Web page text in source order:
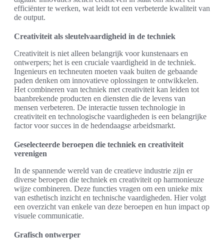
efficiënter te werken, wat leidt tot een verbeterde kwaliteit van
de output.
Creativiteit als sleutelvaardigheid in de techniek
Creativiteit is niet alleen belangrijk voor kunstenaars en
ontwerpers; het is een cruciale vaardigheid in de techniek.
Ingenieurs en techneuten moeten vaak buiten de gebaande
paden denken om innovatieve oplossingen te ontwikkelen.
Het combineren van techniek met creativiteit kan leiden tot
baanbrekende producten en diensten die de levens van
mensen verbeteren. De interactie tussen technologie in
creativiteit en technologische vaardigheden is een belangrijke
factor voor succes in de hedendaagse arbeidsmarkt.
Geselecteerde beroepen die techniek en creativiteit
verenigen
In de spannende wereld van de creatieve industrie zijn er
diverse beroepen die techniek en creativiteit op harmonieuze
wijze combineren. Deze functies vragen om een unieke mix
van esthetisch inzicht en technische vaardigheden. Hier volgt
een overzicht van enkele van deze beroepen en hun impact op
visuele communicatie.
Grafisch ontwerper